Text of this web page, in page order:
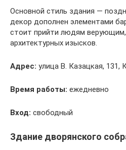
Основной стиль здания —
декор дополнен элементами
стоит прийти людям
архитектурных изысков.
Адрес: улица В. Казацкая, 131,
Время работы: ежедневно
Вход: свободный
Здание дворянского